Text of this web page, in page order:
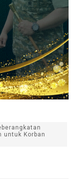
untuk Korban